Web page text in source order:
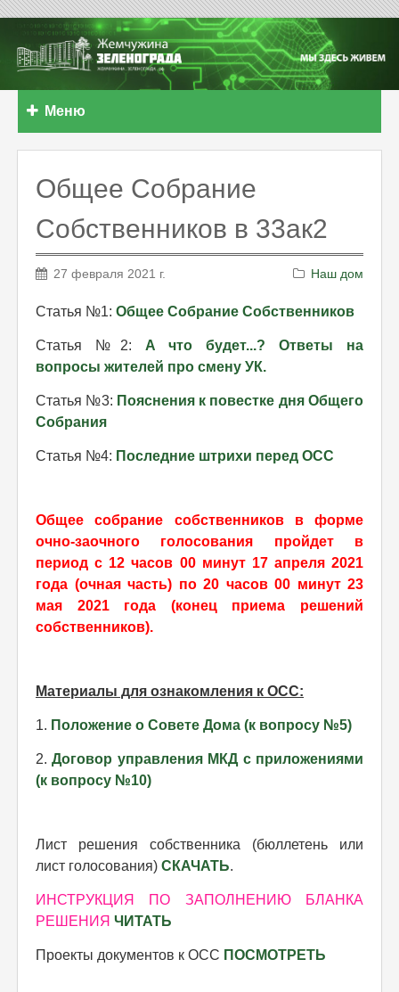
Меню
Общее Собрание
Собственников в 33ак2
27 февраля 2021 г. Наш дом
Статья №1: Общее Собрание Собственников
Статья №2: А что будет...? Ответы на
вопросы жителей про смену УК.
Статья №3: Пояснения к повестке дня Общего
Собрания
Статья №4: Последние штрихи перед ОСС
Общее собрание собственников в форме
очно-заочного голосования пройдет в
период с 12 часов 00 минут 17 апреля 2021
года (очная часть) по 20 часов 00 минут 23
мая 2021 года (конец приема решений
собственников).
Материалы для ознакомления к ОСС:
1. Положение о Совете Дома (к вопросу №5)
2.Договор управления МКД с приложениями
(к вопросу №10)
Лист решения собственника (бюллетень или
лист голосования) СКАЧАТЬ.
ИНСТРУКЦИЯ ПО ЗАПОЛНЕНИЮ БЛАНКА
РЕШЕНИЯ ЧИТАТЬ
Проекты документов к ОСС ПОСМОТРЕТЬ